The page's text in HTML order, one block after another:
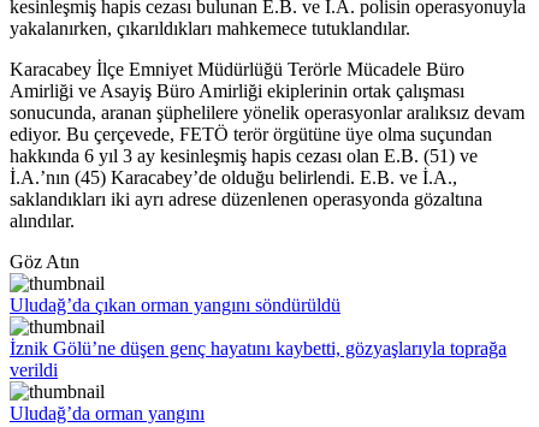
kesinleşmiş hapis cezası bulunan E.B. ve İ.A. polisin operasyonuyla
yakalanırken, çıkarıldıkları mahkemece tutuklandılar.
Karacabey İlçe Emniyet Müdürlüğü Terörle Mücadele Büro
Amirliği ve Asayiş Büro Amirliği ekiplerinin ortak çalışması
sonucunda, aranan şüphelilere yönelik operasyonlar aralıksız devam
ediyor. Bu çerçevede, FETÖ terör örgütüne üye olma suçundan
hakkında 6 yıl 3 ay kesinleşmiş hapis cezası olan E.B. (51) ve
İ.A.’nın (45) Karacabey’de olduğu belirlendi. E.B. ve İ.A.,
saklandıkları iki ayrı adrese düzenlenen operasyonda gözaltına
alındılar.
Göz Atın
Uludağ’da çıkan orman yangını söndürüldü
İznik Gölü’ne düşen genç hayatını kaybetti, gözyaşlarıyla toprağa
verildi
Uludağ’da orman yangını